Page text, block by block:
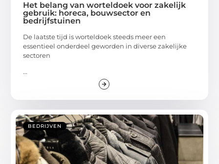
Het belang van worteldoek voor zakelijk
gebruik: horeca, bouwsector en
bedrijfstuinen
De laatste tijd is worteldoek steeds meer een
essentieel onderdeel geworden in diverse zakelijke
sectoren
...
BEDRIJVEN